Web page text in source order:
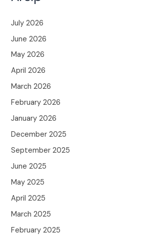
July 2026
June 2026
May 2026
April 2026
March 2026
February 2026
January 2026
December 2025
September 2025
June 2025
May 2025
April 2025
March 2025
February 2025